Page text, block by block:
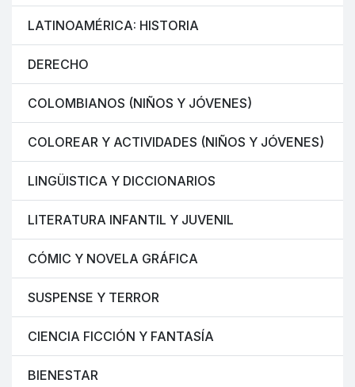
LATINOAMÉRICA: HISTORIA
DERECHO
COLOMBIANOS (NIÑOS Y JÓVENES)
COLOREAR Y ACTIVIDADES (NIÑOS Y JÓVENES)
LINGÜISTICA Y DICCIONARIOS
LITERATURA INFANTIL Y JUVENIL
CÓMIC Y NOVELA GRÁFICA
SUSPENSE Y TERROR
CIENCIA FICCIÓN Y FANTASÍA
BIENESTAR